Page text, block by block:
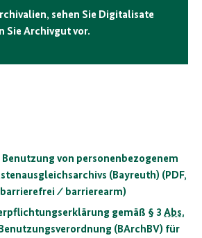
sehen Sie Digitalisate
Sie Archivgut vor.
von personenbezogenem
(Bayreuth) (PDF,
barrierefrei ⁄ barrierearm)
gemäß § 3 Abs.
(BArchBV) für